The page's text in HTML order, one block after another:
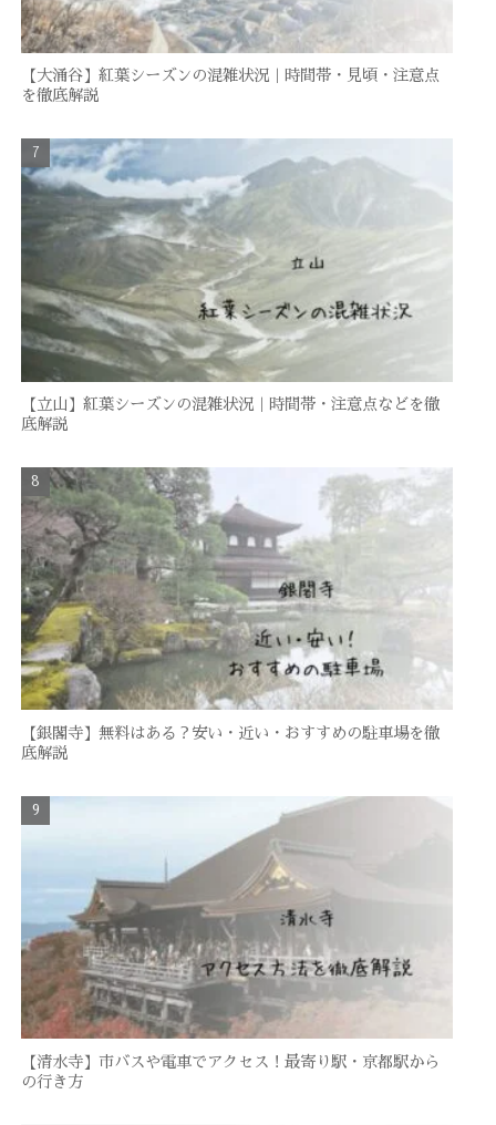
【大涌谷】紅葉シーズンの混雑状況｜時間帯・見頃・注意点
を徹底解説
【立山】紅葉シーズンの混雑状況｜時間帯・注意点などを徹
底解説
【銀閣寺】無料はある？安い・近い・おすすめの駐車場を徹
底解説
【清水寺】市バスや電車でアクセス！最寄り駅・京都駅から
の行き方